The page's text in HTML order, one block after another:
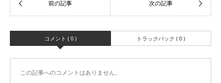
コメント ( 0 ) トラックバック ( 0 )
この記事へのコメントはありません。